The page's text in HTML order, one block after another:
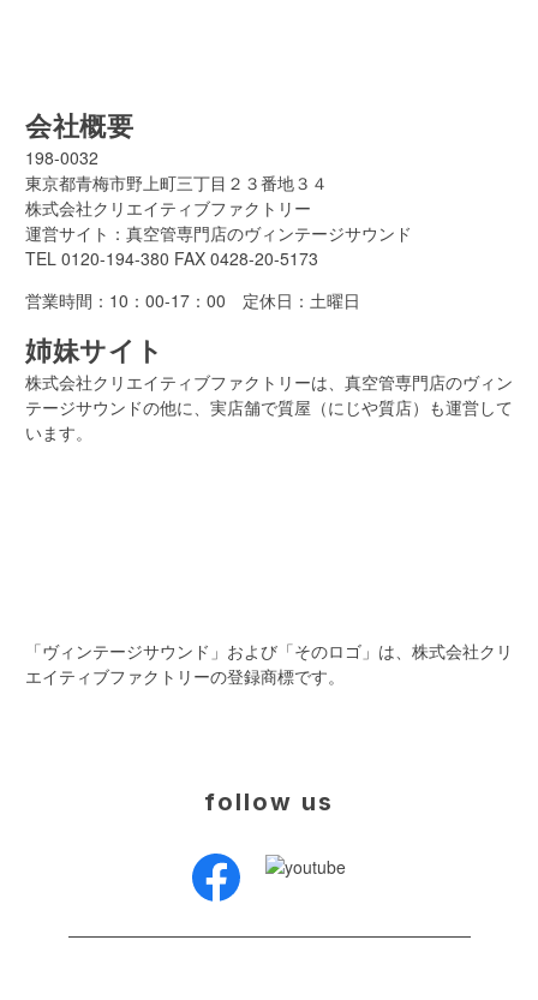
会社概要
198-0032
東京都青梅市野上町三丁目２３番地３４
株式会社クリエイティブファクトリー
運営サイト：真空管専門店のヴィンテージサウンド
TEL 0120-194-380 FAX 0428-20-5173
営業時間：10：00-17：00 定休日：土曜日
姉妹サイト
株式会社クリエイティブファクトリーは、真空管専門店のヴィン
テージサウンドの他に、実店舗で質屋（にじや質店）も運営して
います。
「ヴィンテージサウンド」および「そのロゴ」は、株式会社クリ
エイティブファクトリーの登録商標です。
follow us